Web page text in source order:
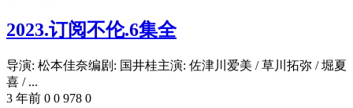
2023.订阅不伦.6集全
导演: 松本佳奈编剧: 国井桂主演: 佐津川爱美 / 草川拓弥 / 堀夏
喜 / ...
3 年前 0 0 978 0